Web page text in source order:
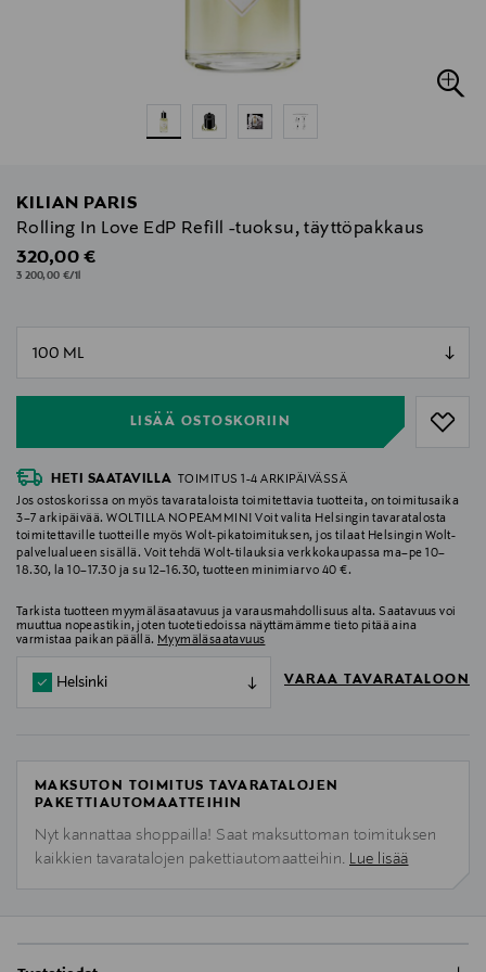
KILIAN PARIS
Rolling In Love EdP Refill -tuoksu, täyttöpakkaus
Original Price
320,00 €
3 200,00 €/1l
LISÄÄ OSTOSKORIIN
HETI SAATAVILLA
TOIMITUS 1-4 ARKIPÄIVÄSSÄ
Jos ostoskorissa on myös tavarataloista toimitettavia tuotteita, on toimitusaika
3–7 arkipäivää. WOLTILLA NOPEAMMIN! Voit valita Helsingin tavaratalosta
toimitettaville tuotteille myös Wolt-pikatoimituksen, jos tilaat Helsingin Wolt-
palvelualueen sisällä. Voit tehdä Wolt-tilauksia verkkokaupassa ma–pe 10–
18.30, la 10–17.30 ja su 12–16.30, tuotteen minimiarvo 40 €.
Tarkista tuotteen myymäläsaatavuus ja varausmahdollisuus alta. Saatavuus voi
muuttua nopeastikin, joten tuotetiedoissa näyttämämme tieto pitää aina
varmistaa paikan päällä. Myymäläsaatavuus
Helsinki VARAA TAVARATALOON
MAKSUTON TOIMITUS TAVARATALOJEN
PAKETTIAUTOMAATTEIHIN
Nyt kannattaa shoppailla! Saat maksuttoman toimituksen
kaikkien tavaratalojen pakettiautomaatteihin. Lue lisää